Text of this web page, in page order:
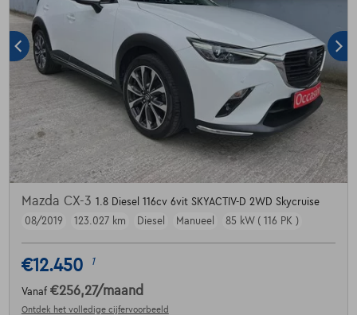
Mazda CX-3 1.8 Diesel 116cv 6vit SKYACTIV-D 2WD Skycruise
08/2019
123.027 km Diesel Manueel 85 kW ( 116 PK )
€12.450 1
Vanaf €256,27/maand
Ontdek het volledige cijfervoorbeeld